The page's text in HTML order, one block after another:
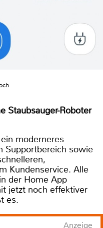
Staubsauger-Roboter
moderneres
Supportbereich sowie
Kundenservice. Alle
der Home App
jetzt noch effektiver
es.
Anzeige